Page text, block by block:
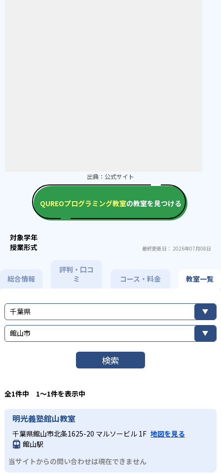
出典： 公式サイト
QUREOプログラミング教室の教室を見つける
最終更新日： 2026年07月08日
総合情報
評判・口コ
ミ
コース・料金 教室一覧
千葉県
館山市
検索
全1件中 1〜1件を表示中
明光義塾館山教室
千葉県館山市北条1625-20 マルソービル 1F 地図を見る
館山駅
当サイトからの問い合わせは現在できません